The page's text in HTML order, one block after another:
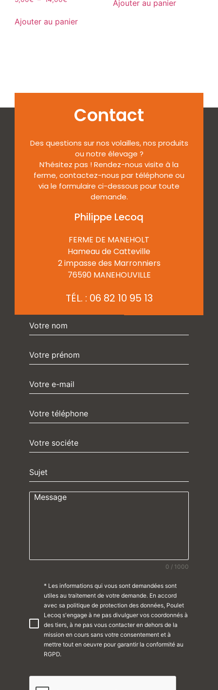
Ajouter au panier
Ajouter au panier
Contact
Des questions sur nos volailles, nos produits
ou notre élevage ?
N’hésitez pas ! Rendez-nous visite à la
ferme, contactez-nous par téléphone ou
via le formulaire ci-dessous pour toute
demande.
Philippe Lecoq
FERME DE MANEHOLT
Hameau de Catteville
2 impasse des Marronniers
76590 MANEHOUVILLE
TÉL. : 06 82 10 95 13
0 / 1000
* Les informations qui vous sont demandées sont
utiles au traitement de votre demande. En accord
avec sa politique de protection des données, Poulet
Lecoq s'engage à ne pas divulguer vos coordonnés à
des tiers, à ne pas vous contacter en dehors de la
mission en cours sans votre consentement et à
mettre tout en oeuvre pour garantir la conformité au
RGPD.